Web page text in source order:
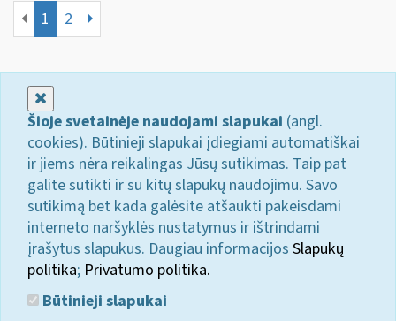
1 2
Šioje svetainėje naudojami slapukai (angl.
cookies). Būtinieji slapukai įdiegiami automatiškai
ir jiems nėra reikalingas Jūsų sutikimas. Taip pat
galite sutikti ir su kitų slapukų naudojimu. Savo
sutikimą bet kada galėsite atšaukti pakeisdami
interneto naršyklės nustatymus ir ištrindami
įrašytus slapukus. Daugiau informacijos Slapukų
politika; Privatumo politika.
Būtinieji slapukai